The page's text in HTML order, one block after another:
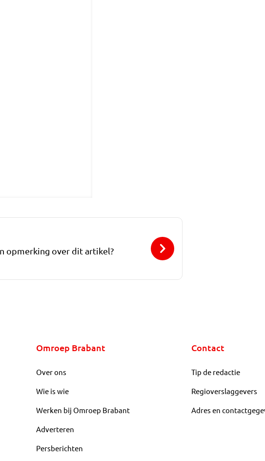
opmerking over dit artikel?
Omroep Brabant
Over ons
Wie is wie
Werken bij Omroep Brabant
Adverteren
Persberichten
Contact
Tip de redactie
Regioverslaggevers
Adres en